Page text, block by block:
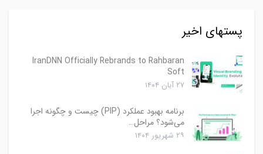
پستهای اخیر
IranDNN Officially Rebrands to Rahbaran
Soft
۲۷ آبان ۱۴۰۴
برنامه بهبود عملکرد (PIP) چیست و چگونه اجرا
می‌شود؟ مراحل…
۲۹ شهریور ۱۴۰۴